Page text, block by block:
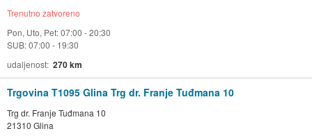
Trenutno zatvoreno
Pon, Uto, Pet: 07:00 - 20:30
SUB: 07:00 - 19:30
udaljenost 270 km
Trgovina T1095 Glina Trg dr. Franje Tuđmana 10
Trg dr. Franje Tuđmana 10
21310 Glina